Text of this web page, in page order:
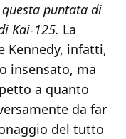
questa puntata di
Kai-125. La
Kennedy, infatti,
insensato, ma
a quanto
da far
del tutto